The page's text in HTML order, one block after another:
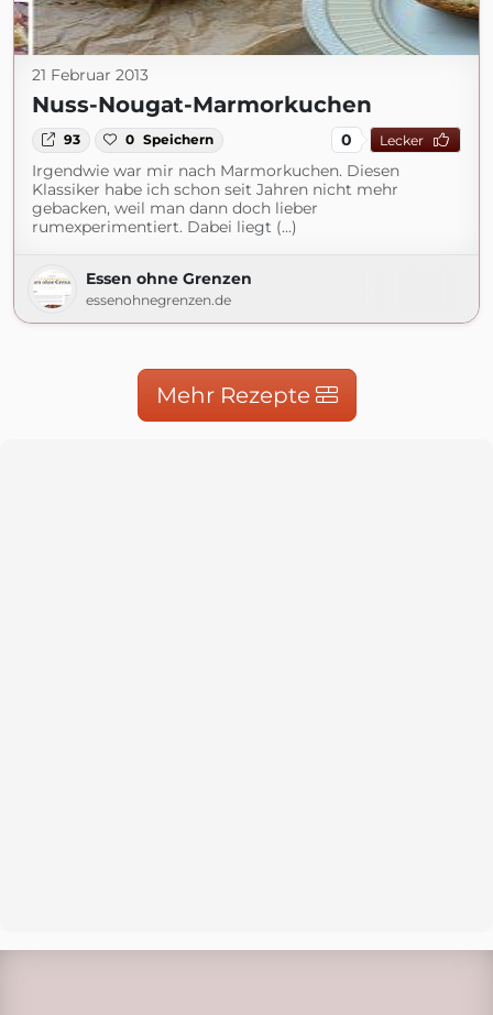
21 Februar 2013
Nuss-Nougat-Marmorkuchen
93 0 Speichern 0 Lecker
Irgendwie war mir nach Marmorkuchen. Diesen
Klassiker habe ich schon seit Jahren nicht mehr
gebacken, weil man dann doch lieber
rumexperimentiert. Dabei liegt (...)
Essen ohne Grenzen
essenohnegrenzen.de
Mehr Rezepte